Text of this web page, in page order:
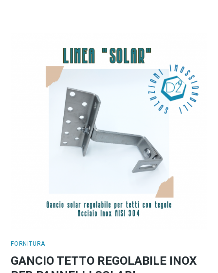
FORNITURA
GANCIO TETTO REGOLABILE INOX